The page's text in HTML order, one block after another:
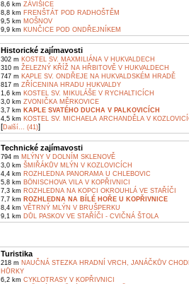
8,6 km ZÁVIŠICE
8,8 km FRENŠTÁT POD RADHOŠTĚM
9,5 km MOŠNOV
9,9 km KUNČICE POD ONDŘEJNÍKEM
Historické zajímavosti
302 m KOSTEL SV. MAXMILIÁNA V HUKVALDECH
310 m ŽELEZNÝ KŘÍŽ NA HŘBITOVĚ V HUKVALDECH
747 m KAPLE SV. ONDŘEJE NA HUKVALDSKÉM HRADĚ
817 m ZŘÍCENINA HRADU HUKVALDY
1,6 km KOSTEL SV. MIKULÁŠE V RYCHALTICÍCH
3,0 km ZVONIČKA MĚRKOVICE
3,7 km KAPLE SVATÉHO DUCHA V PALKOVICÍCH
4,5 km KOSTEL SV. MICHAELA ARCHANDĚLA V
[Další... (41)]
Technické zajímavosti
794 m MLÝNY V DOLNÍM SKLENOVĚ
3,0 km ŠMIŘÁKŮV MLÝN V KOZLOVICÍCH
4,4 km ROZHLEDNA PANORAMA U CHLEBOVIC
5,8 km BÖNISCHOVA VILA V KOPŘIVNICI
7,3 km ROZHLEDNA NA KOPCI OKROUHLÁ VE STAŘÍČI
7,7 km ROZHLEDNA NA BÍLÉ HOŘE U KOPŘIVNICE
8,4 km VĚTRNÝ MLÝN V BRUŠPERKU
9,1 km DŮL PASKOV VE STAŘÍČI - CVIČNÁ ŠTOLA
Turistika
218 m NAUČNÁ STEZKA HRADNÍ VRCH, JANÁČKŮV
HŮRKY
6,2 km CYKLOTRASY V KOPŘIVNICI